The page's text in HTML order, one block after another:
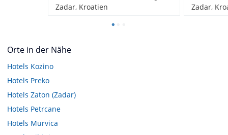
Zadar, Kroatien
Zadar,
Orte in der Nähe
Hotels Kozino
Hotels Preko
Hotels Zaton (Zadar)
Hotels Petrcane
Hotels Murvica